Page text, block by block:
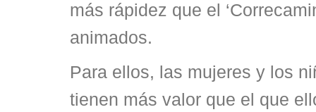
más rápidez que el
animados.
Para ellos, las mujeres y los
tienen más valor que el que